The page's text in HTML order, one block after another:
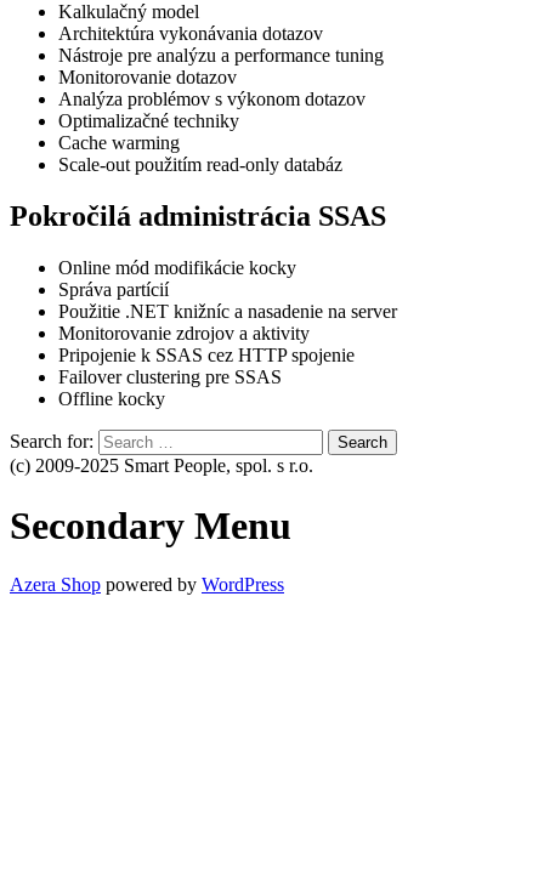
Kalkulačný model
Architektúra vykonávania dotazov
Nástroje pre analýzu a performance tuning
Monitorovanie dotazov
Analýza problémov s výkonom dotazov
Optimalizačné techniky
Cache warming
Scale-out použitím read-only databáz
Pokročilá administrácia SSAS
Online mód modifikácie kocky
Správa partícií
Použitie .NET knižníc a nasadenie na server
Monitorovanie zdrojov a aktivity
Pripojenie k SSAS cez HTTP spojenie
Failover clustering pre SSAS
Offline kocky
Search for:
(c) 2009-2025 Smart People, spol. s r.o.
Secondary Menu
Azera Shop powered by WordPress